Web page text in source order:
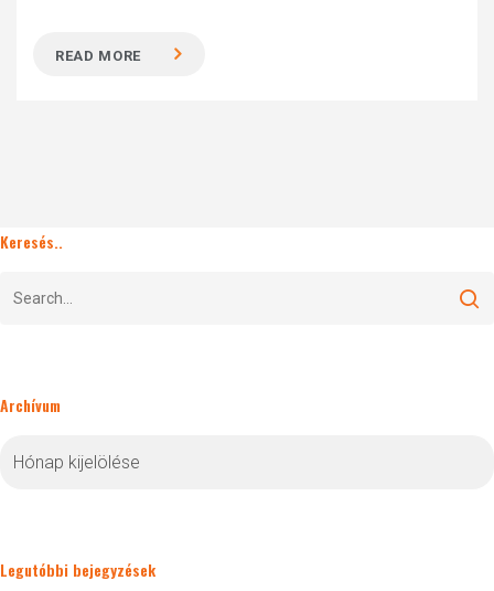
READ MORE
Keresés..
Archívum
Legutóbbi bejegyzések